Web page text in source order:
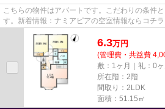
こちらの物件はアパートです。こだわりの条件
す。新着情報：ナミアピアの空室情報ならコチ
6.3万円
(管理費・共益費
敷：1ヶ月｜礼：0ヶ
所在階：2階
間取り：2LDK
面積：51.15㎡